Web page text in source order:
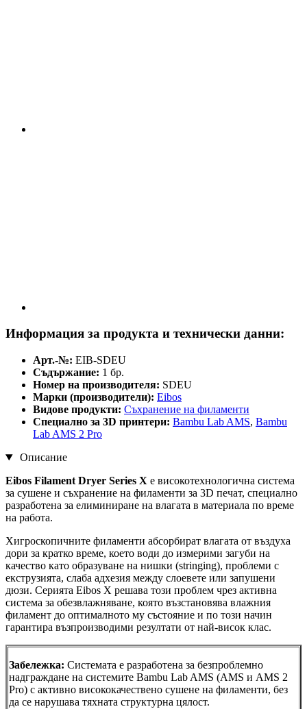
Информация за продукта и технически данни:
Арт.-№: EIB-SDEU
Съдържание: 1 бр.
Номер на производителя: SDEU
Марки (производители): Eibos
Видове продукти: Съхранение на филаменти
Специално за 3D принтери: Bambu Lab AMS, Bambu
Lab AMS 2 Pro
Описание
Eibos Filament Dryer Series X е високотехнологична система
за сушене и съхранение на филаменти за 3D печат, специално
разработена за елиминиране на влагата в материала по време
на работа.
Хигроскопичните филаменти абсорбират влагата от въздуха
дори за кратко време, което води до измерими загуби на
качество като образуване на нишки (stringing), проблеми с
екструзията, слаба адхезия между слоевете или запушени
дюзи. Серията Eibos X решава този проблем чрез активна
система за обезвлажняване, която възстановява влажния
филамент до оптималното му състояние и по този начин
гарантира възпроизводими резултати от най-висок клас.
Забележка: Системата е разработена за безпроблемно
надграждане на системите Bambu Lab AMS (AMS и AMS 2
Pro) с активно висококачествено сушене на филаменти, без
да се нарушава тяхната структурна цялост.